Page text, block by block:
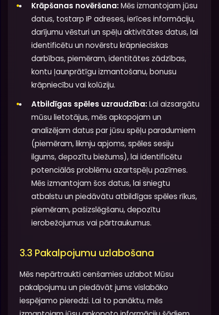
Krāpšanas novēršana:Mēs izmantojam jūsu
datus, tostarp IP adreses, ierīces informāciju,
darījumu vēsturi un spēļu aktivitātes datus, lai
identificētu un novērstu krāpnieciskas
darbības, piemēram, identitātes zādzības,
kontu ļaunprātīgu izmantošanu, bonusu
krāpniecību vai kolūziju.
Atbildīgas spēles uzraudzība:Lai aizsargātu
mūsu lietotājus, mēs apkopojam un
analizējam datus par jūsu spēļu paradumiem
(piemēram, likmju apjoms, spēles sesiju
ilgums, depozītu biežums), lai identificētu
potenciālās problēmu azartspēļu pazīmes.
Mēs izmantojam šos datus, lai sniegtu
atbalstu un piedāvātu atbildīgas spēles rīkus,
piemēram, pašizslēgšanu, depozītu
ierobežojumus vai pārtraukumus.
3.3 Pakalpojumu uzlabošana
Mēs nepārtraukti cenšamies uzlabot Mūsu
pakalpojumu un piedāvāt jums vislabāko
iespējamo pieredzi. Lai to panāktu, mēs